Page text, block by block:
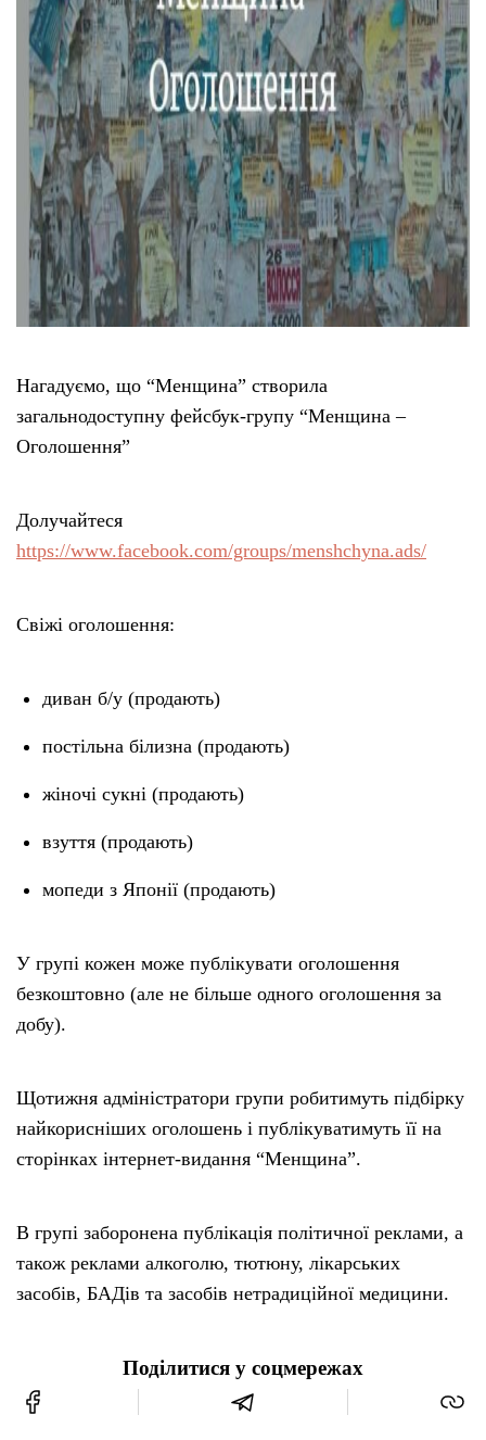
Нагадуємо, що “Менщина” створила
загальнодоступну фейсбук-групу “Менщина –
Оголошення”
Долучайтеся
https://www.facebook.com/groups/menshchyna.ads/
Свіжі оголошення:
диван б/у (продають)
постільна білизна (продають)
жіночі сукні (продають)
взуття (продають)
мопеди з Японії (продають)
У групі кожен може публікувати оголошення
безкоштовно (але не більше одного оголошення за
добу).
Щотижня адміністратори групи робитимуть підбірку
найкорисніших оголошень і публікуватимуть її на
сторінках інтернет-видання “Менщина”.
В групі заборонена публікація політичної реклами, а
також реклами алкоголю, тютюну, лікарських
засобів, БАДів та засобів нетрадиційної медицини.
Поділитися у соцмережах